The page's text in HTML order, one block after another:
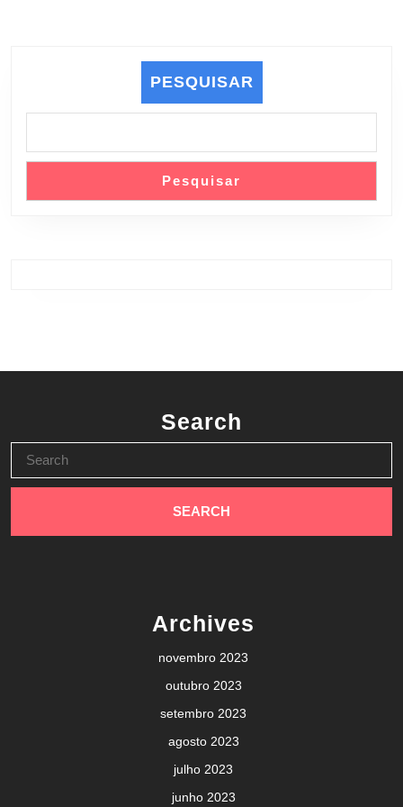
PESQUISAR
Pesquisar
Search
for:
Archives
novembro 2023
outubro 2023
setembro 2023
agosto 2023
julho 2023
junho 2023